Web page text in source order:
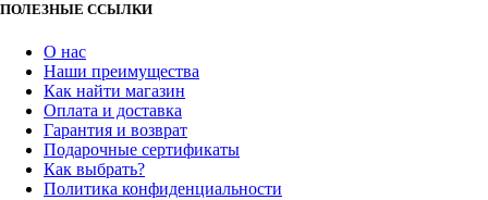
ПОЛЕЗНЫЕ ССЫЛКИ
О нас
Наши преимущества
Как найти магазин
Оплата и доставка
Гарантия и возврат
Подарочные сертификаты
Как выбрать?
Политика конфиденциальности